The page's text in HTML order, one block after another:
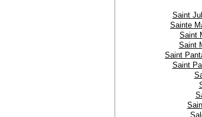
Saint
Sainte
Saint
Saint
Saint
Saint